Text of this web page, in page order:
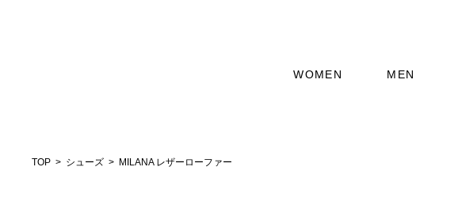
WOMEN MEN
TOP シューズ MILANA レザーローファー